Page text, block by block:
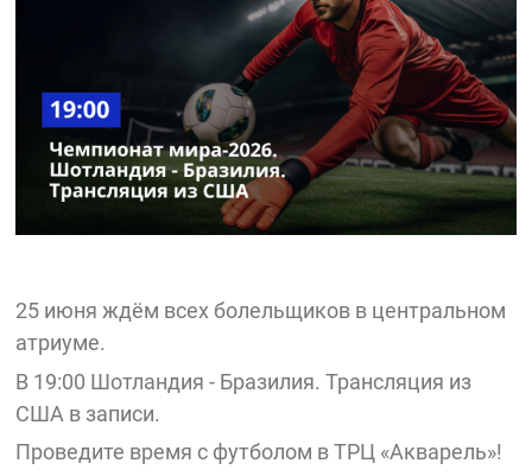
25 июня ждём всех болельщиков в центральном
атриуме.
В 19:00 Шотландия - Бразилия. Трансляция из
США в записи.
Проведите время с футболом в ТРЦ «Акварель»!